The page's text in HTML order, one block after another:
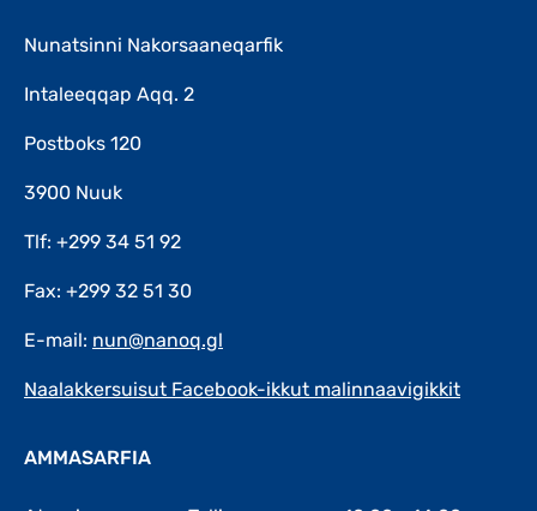
Nunatsinni Nakorsaaneqarfik
Intaleeqqap Aqq. 2
Postboks 120
3900 Nuuk
Tlf: +299 34 51 92
Fax: +299 32 51 30
E-mail: nun@nanoq.gl
Naalakkersuisut Facebook-ikkut malinnaavigikkit
AMMASARFIA